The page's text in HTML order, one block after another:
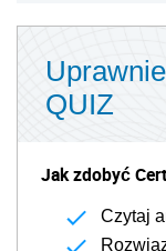
QUIZ
Jak zdobyć
Czytaj